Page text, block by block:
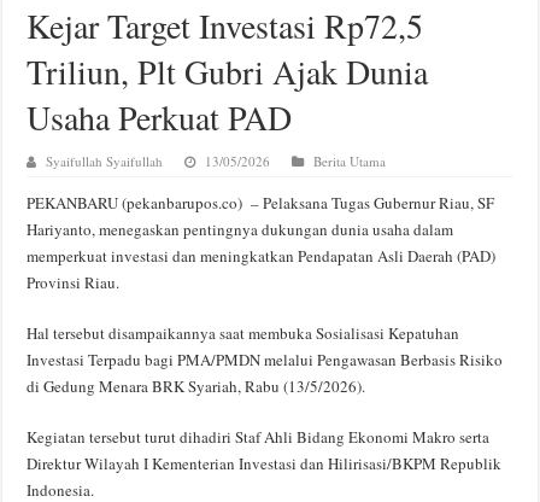
Kejar Target Investasi Rp72,5
Triliun, Plt Gubri Ajak Dunia
Usaha Perkuat PAD
Syaifullah Syaifullah 13/05/2026 Berita Utama
PEKANBARU (pekanbarupos.co) – Pelaksana Tugas Gubernur Riau, SF
Hariyanto, menegaskan pentingnya dukungan dunia usaha dalam
memperkuat investasi dan meningkatkan Pendapatan Asli Daerah (PAD)
Provinsi Riau.
Hal tersebut disampaikannya saat membuka Sosialisasi Kepatuhan
Investasi Terpadu bagi PMA/PMDN melalui Pengawasan Berbasis Risiko
di Gedung Menara BRK Syariah, Rabu (13/5/2026).
Kegiatan tersebut turut dihadiri Staf Ahli Bidang Ekonomi Makro serta
Direktur Wilayah I Kementerian Investasi dan Hilirisasi/BKPM Republik
Indonesia.